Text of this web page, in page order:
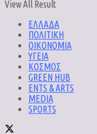
View All Result
ΕΛΛΑΔΑ
ΠΟΛΙΤΙΚΗ
ΟΙΚΟΝΟΜΙΑ
ΥΓΕΙΑ
ΚΟΣΜΟΣ
GREEN HUB
ENTS & ARTS
MEDIA
SPORTS